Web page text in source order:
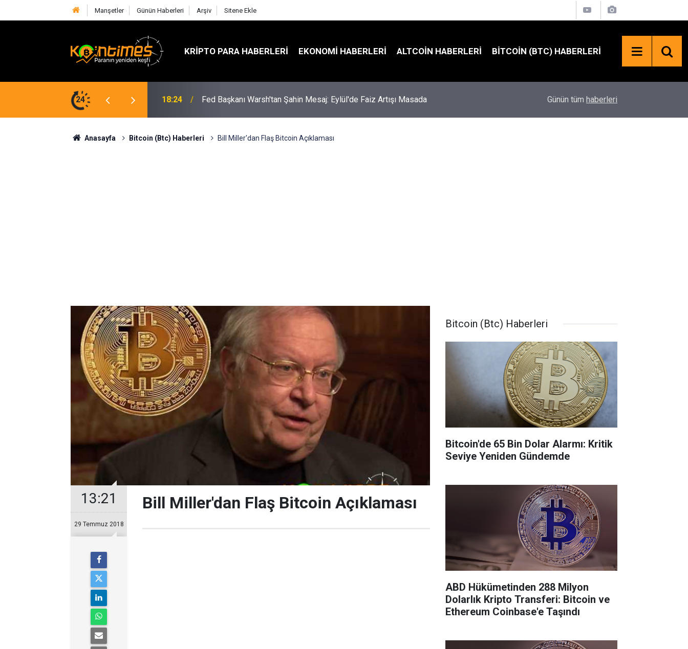
Manşetler Günün Haberleri Arşiv Sitene Ekle
KRIPTO PARA HABERLERI EKONOMI HABERLERI ALTCOIN HABERLERI BITCOIN (BTC) HABERLERI
24
SOL Arzını Sert Şekilde Azaltabilir 18:24 Fed Başkanı Warsh'tan Şahin Mesaj: Eylül'de Faiz Artışı Masada
Bekleniyor
Günün tüm haberleri
Anasayfa Bitcoin (Btc) Haberleri Bill Miller'dan Flaş Bitcoin Açıklaması
13:21
29 Temmuz 2018
Bill Miller'dan Flaş Bitcoin Açıklaması
Bitcoin (Btc) Haberleri
Bitcoin'de 65 Bin Dolar Alarmı: Kritik
Seviye Yeniden Gündemde
ABD Hükümetinden 288 Milyon
Dolarlık Kripto Transferi: Bitcoin ve
Ethereum Coinbase'e Taşındı